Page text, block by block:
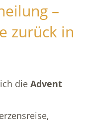
–
zurück in
die Advent